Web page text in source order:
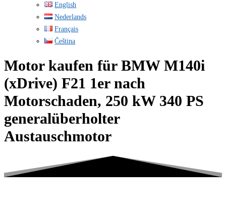
English
Nederlands
Français
Čeština
Motor kaufen für BMW M140i
(xDrive) F21 1er nach
Motorschaden, 250 kW 340 PS
generalüberholter
Austauschmotor